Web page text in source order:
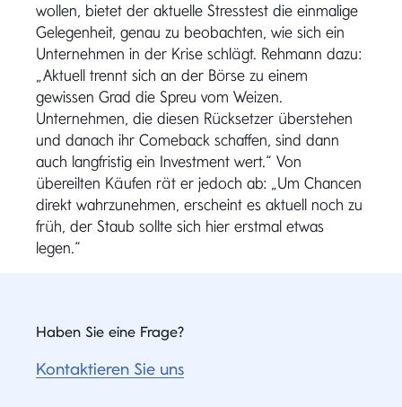
wollen, bietet der aktuelle Stresstest die einmalige
Gelegenheit, genau zu beobachten, wie sich ein
Unternehmen in der Krise schlägt. Rehmann dazu:
„Aktuell trennt sich an der Börse zu einem
gewissen Grad die Spreu vom Weizen.
Unternehmen, die diesen Rücksetzer überstehen
und danach ihr Comeback schaffen, sind dann
auch langfristig ein Investment wert.“ Von
übereilten Käufen rät er jedoch ab: „Um Chancen
direkt wahrzunehmen, erscheint es aktuell noch zu
früh, der Staub sollte sich hier erstmal etwas
legen.“
Haben Sie eine Frage?
Kontaktieren Sie uns